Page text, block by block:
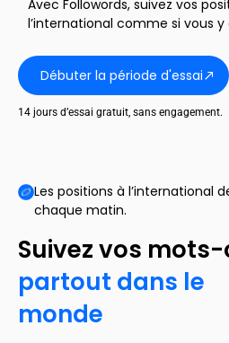
Avec Followords, suivez vos
l’international comme si vous y
Débuter la période d'essai
14 jours d’essai gratuit, sans engagement.
Les positions à l’international
chaque matin.
Suivez vos
partout dans le
monde